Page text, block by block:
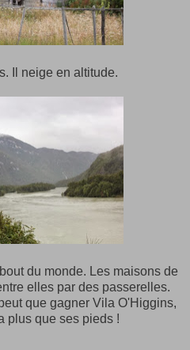
Il neige en altitude.
du monde. Les maisons de
elles par des passerelles.
que gagner Vila O'Higgins,
plus que ses pieds !